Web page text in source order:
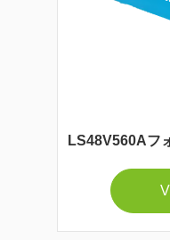
LS48V560Aフ